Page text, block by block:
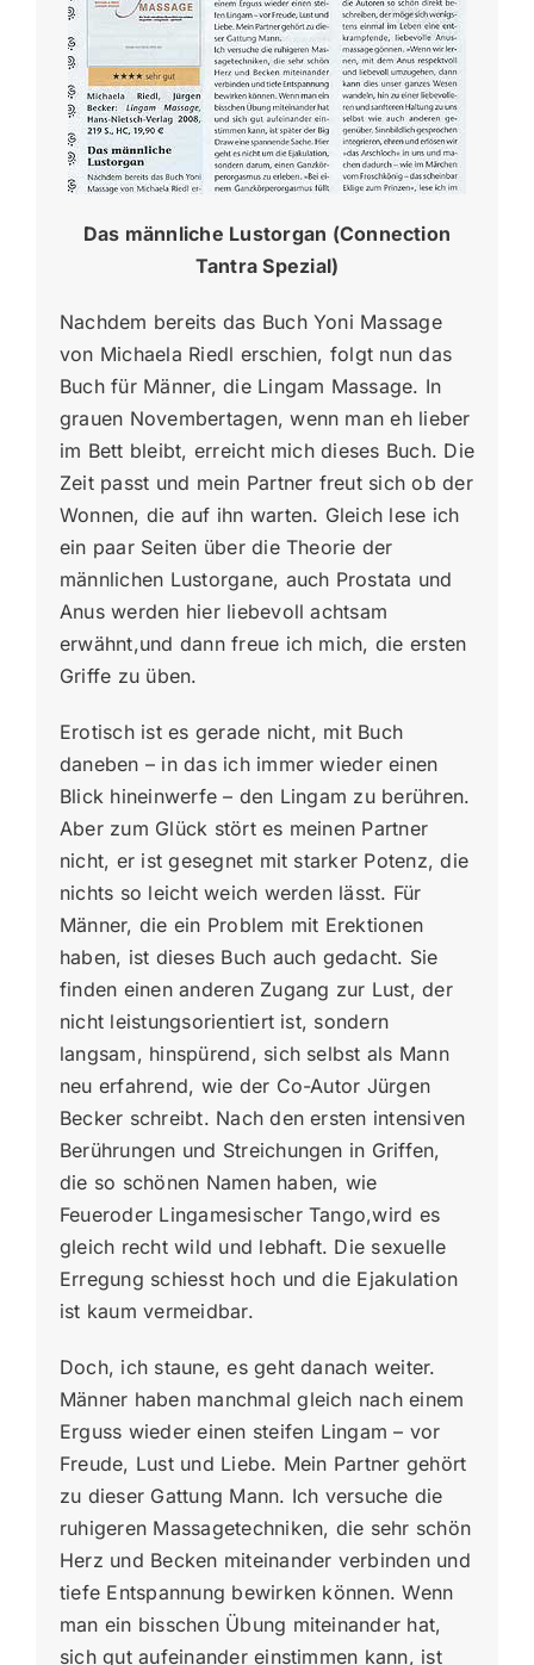
Das männliche Lustorgan (Connection
Tantra Spezial)
Nachdem bereits das Buch Yoni Massage
von Michaela Riedl erschien, folgt nun das
Buch für Männer, die Lingam Massage. In
grauen Novembertagen, wenn man eh lieber
im Bett bleibt, erreicht mich dieses Buch. Die
Zeit passt und mein Partner freut sich ob der
Wonnen, die auf ihn warten. Gleich lese ich
ein paar Seiten über die Theorie der
männlichen Lustorgane, auch Prostata und
Anus werden hier liebevoll achtsam
erwähnt,und dann freue ich mich, die ersten
Griffe zu üben.
Erotisch ist es gerade nicht, mit Buch
daneben – in das ich immer wieder einen
Blick hineinwerfe – den Lingam zu berühren.
Aber zum Glück stört es meinen Partner
nicht, er ist gesegnet mit starker Potenz, die
nichts so leicht weich werden lässt. Für
Männer, die ein Problem mit Erektionen
haben, ist dieses Buch auch gedacht. Sie
finden einen anderen Zugang zur Lust, der
nicht leistungsorientiert ist, sondern
langsam, hinspürend, sich selbst als Mann
neu erfahrend, wie der Co-Autor Jürgen
Becker schreibt. Nach den ersten intensiven
Berührungen und Streichungen in Griffen,
die so schönen Namen haben, wie
Feueroder Lingamesischer Tango,wird es
gleich recht wild und lebhaft. Die sexuelle
Erregung schiesst hoch und die Ejakulation
ist kaum vermeidbar.
Doch, ich staune, es geht danach weiter.
Männer haben manchmal gleich nach einem
Erguss wieder einen steifen Lingam – vor
Freude, Lust und Liebe. Mein Partner gehört
zu dieser Gattung Mann. Ich versuche die
ruhigeren Massagetechniken, die sehr schön
Herz und Becken miteinander verbinden und
tiefe Entspannung bewirken können. Wenn
man ein bisschen Übung miteinander hat,
sich gut aufeinander einstimmen kann, ist